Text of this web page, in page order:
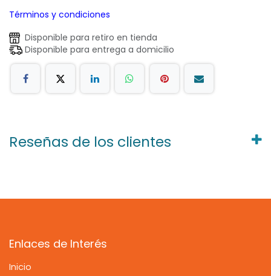
Términos y condiciones
Disponible para retiro en tienda
Disponible para entrega a domicilio
Reseñas de los clientes
Enlaces de Interés
Inicio